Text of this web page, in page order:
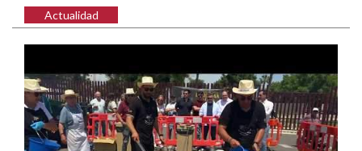
Actualidad